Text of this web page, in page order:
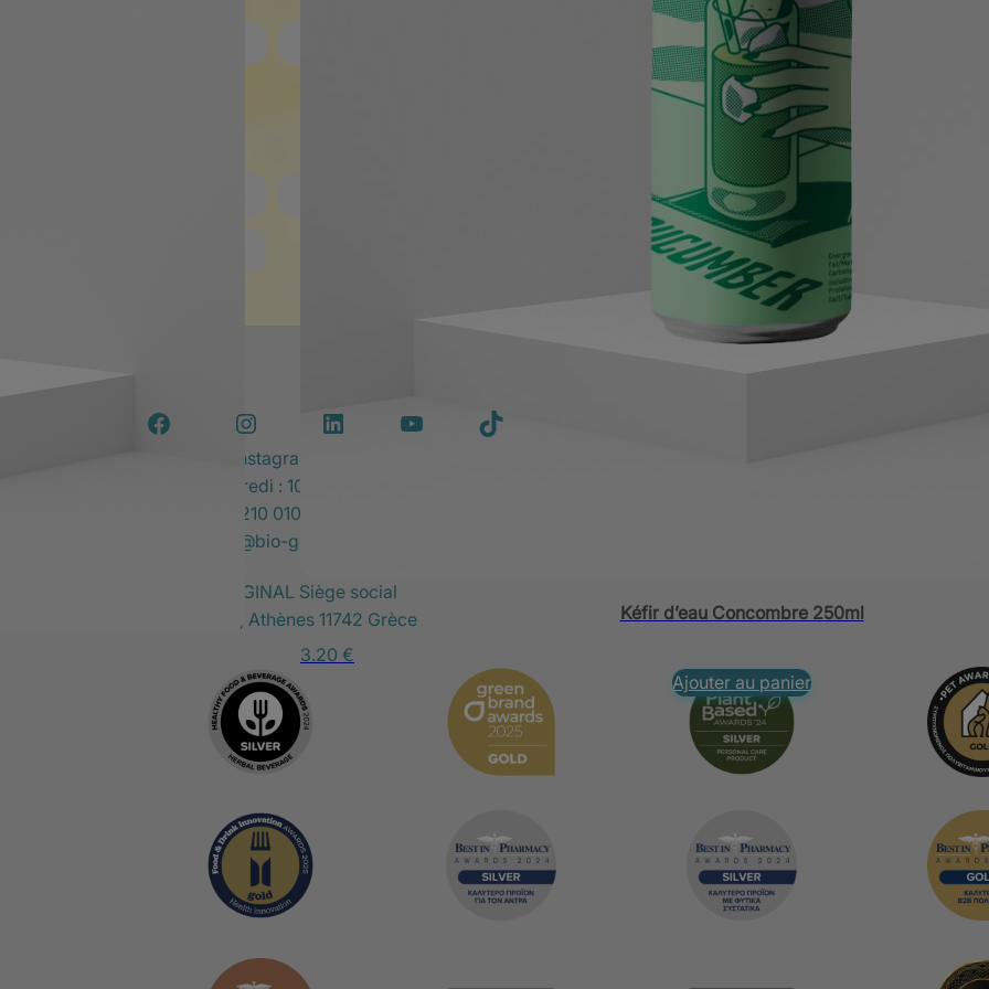
Produits similaires
Kéfir d’eau Concombre 250ml
3.20 €
Ajouter au panier
Instagram
Lundi–Vendredi : 10:00–18:00
210 010 2480
info@bio-gel.eu
BIOGEL ORIGINAL Siège social
Syngrou 72, Athènes 11742 Grèce